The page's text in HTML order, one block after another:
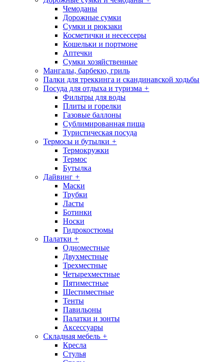
Чемоданы
Дорожные сумки
Сумки и рюкзаки
Косметички и несессеры
Кошельки и портмоне
Аптечки
Сумки хозяйственные
Мангалы, барбекю, гриль
Палки для треккинга и скандинавской ходьбы
Посуда для отдыха и туризма +
Фильтры для воды
Плиты и горелки
Газовые баллоны
Сублимированная пища
Туристическая посуда
Термосы и бутылки +
Термокружки
Термос
Бутылка
Дайвинг +
Маски
Трубки
Ласты
Ботинки
Носки
Гидрокостюмы
Палатки +
Одноместные
Двухместные
Трехместные
Четырехместные
Пятиместные
Шестиместные
Тенты
Павильоны
Палатки и зонты
Аксессуары
Складная мебель +
Кресла
Стулья